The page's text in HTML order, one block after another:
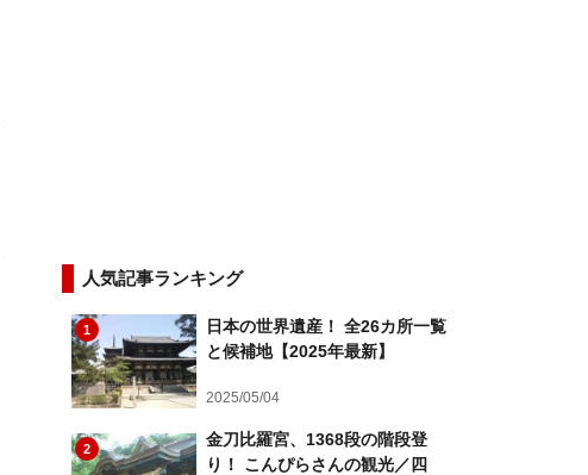
人気記事ランキング
1
日本の世界遺産！ 全26カ所一覧
と候補地【2025年最新】
2025/05/04
2
金刀比羅宮、1368段の階段登
り！ こんぴらさんの観光／四